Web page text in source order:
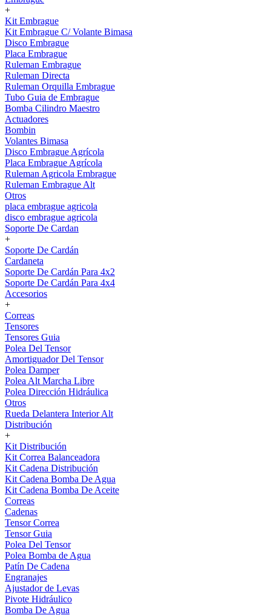
+
Kit Embrague
Kit Embrague C/ Volante Bimasa
Disco Embrague
Placa Embrague
Ruleman Embrague
Ruleman Directa
Ruleman Orquilla Embrague
Tubo Guia de Embrague
Bomba Cilindro Maestro
Actuadores
Bombin
Volantes Bimasa
Disco Embrague Agrícola
Placa Embrague Agrícola
Ruleman Agricola Embrague
Ruleman Embrague Alt
Otros
placa embrague agricola
disco embrague agricola
Soporte De Cardan
+
Soporte De Cardán
Cardaneta
Soporte De Cardán Para 4x2
Soporte De Cardán Para 4x4
Accesorios
+
Correas
Tensores
Tensores Guia
Polea Del Tensor
Amortiguador Del Tensor
Polea Damper
Polea Alt Marcha Libre
Polea Dirección Hidráulica
Otros
Rueda Delantera Interior Alt
Distribución
+
Kit Distribución
Kit Correa Balanceadora
Kit Cadena Distribución
Kit Cadena Bomba De Agua
Kit Cadena Bomba De Aceite
Correas
Cadenas
Tensor Correa
Tensor Guia
Polea Del Tensor
Polea Bomba de Agua
Patín De Cadena
Engranajes
Ajustador de Levas
Pivote Hidráulico
Bomba De Agua